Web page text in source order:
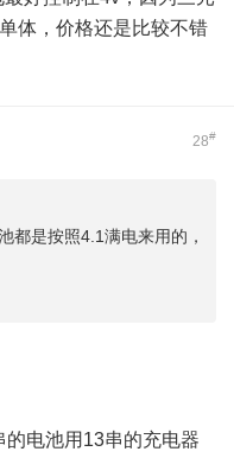
体，价格还是比较不错
28#
都是按照4.1满电来用的，
电池用13串的充电器